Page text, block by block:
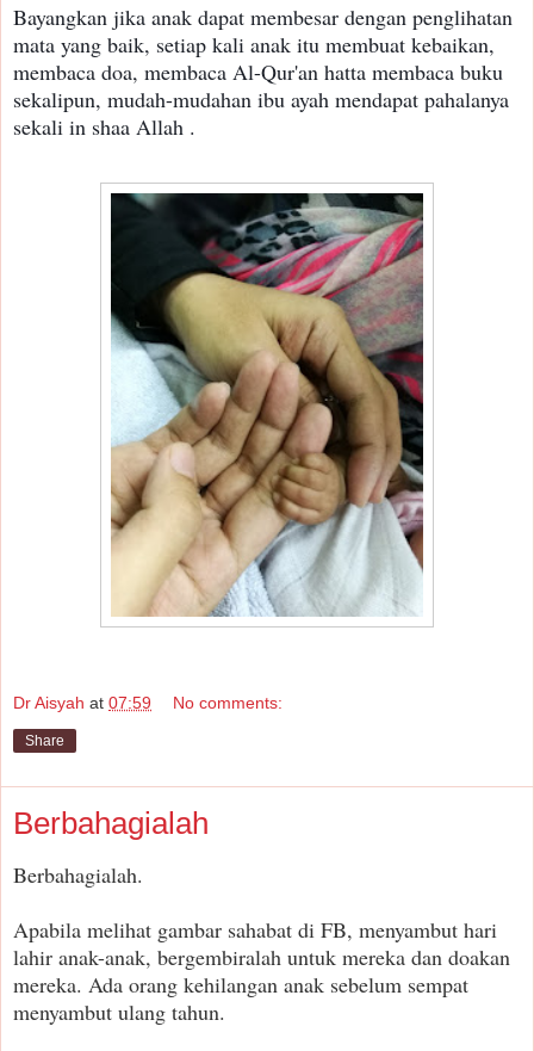
Bayangkan jika anak dapat membesar dengan penglihatan
mata yang baik, setiap kali anak itu membuat kebaikan,
membaca doa, membaca Al-Qur'an hatta membaca buku
sekalipun, mudah-mudahan ibu ayah mendapat pahalanya
sekali in shaa Allah .
Dr Aisyah at 07:59 No comments:
Share
Berbahagialah
Berbahagialah.
Apabila melihat gambar sahabat di FB, menyambut hari
lahir anak-anak, bergembiralah untuk mereka dan doakan
mereka. Ada orang kehilangan anak sebelum sempat
menyambut ulang tahun.